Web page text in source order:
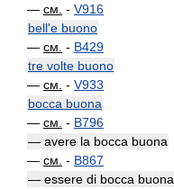
— см. - V916
bell'e buono
— см. - B429
tre volte buono
— см. - V933
bocca buona
— см. - B796
— avere la bocca buona
— см. - B867
— essere di bocca buona